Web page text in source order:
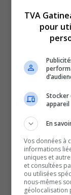
BULLETINS
Midi 15 – 7
7 août 2026
TVA
pour
Stocker
appareil
En
Vos données à
informations
uniques et
et consultées
ou utilisées
nous-mêmes
géolocalisation